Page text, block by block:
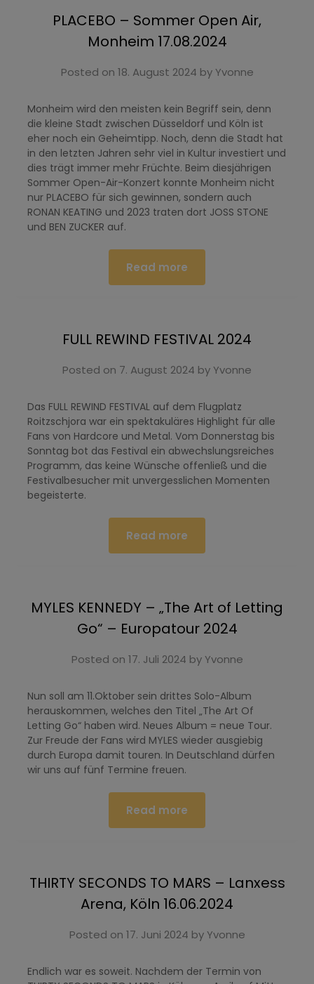
PLACEBO – Sommer Open Air,
Monheim 17.08.2024
Posted on 18. August 2024 byYvonne
Monheim wird den meisten kein Begriff sein, denn
die kleine Stadt zwischen Düsseldorf und Köln ist
eher noch ein Geheimtipp. Noch, denn die Stadt hat
in den letzten Jahren sehr viel in Kultur investiert und
dies trägt immer mehr Früchte. Beim diesjährigen
Sommer Open-Air-Konzert konnte Monheim nicht
nur PLACEBO für sich gewinnen, sondern auch
RONAN KEATING und 2023 traten dort JOSS STONE
und BEN ZUCKER auf.
Read more
FULL REWIND FESTIVAL 2024
Posted on 7. August 2024 byYvonne
Das FULL REWIND FESTIVAL auf dem Flugplatz
Roitzschjora war ein spektakuläres Highlight für alle
Fans von Hardcore und Metal. Vom Donnerstag bis
Sonntag bot das Festival ein abwechslungsreiches
Programm, das keine Wünsche offenließ und die
Festivalbesucher mit unvergesslichen Momenten
begeisterte.
Read more
MYLES KENNEDY – „The Art of Letting
Go“ – Europatour 2024
Posted on 17. Juli 2024 byYvonne
Nun soll am 11.Oktober sein drittes Solo-Album
herauskommen, welches den Titel „The Art Of
Letting Go“ haben wird. Neues Album = neue Tour.
Zur Freude der Fans wird MYLES wieder ausgiebig
durch Europa damit touren. In Deutschland dürfen
wir uns auf fünf Termine freuen.
Read more
THIRTY SECONDS TO MARS – Lanxess
Arena, Köln 16.06.2024
Posted on 17. Juni 2024 byYvonne
Endlich war es soweit. Nachdem der Termin von